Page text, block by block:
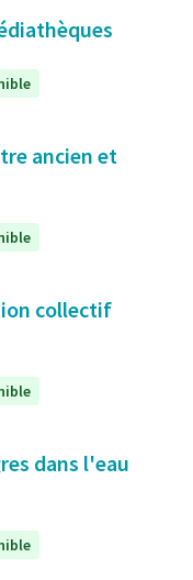
ancien et
collectif
dans l'eau